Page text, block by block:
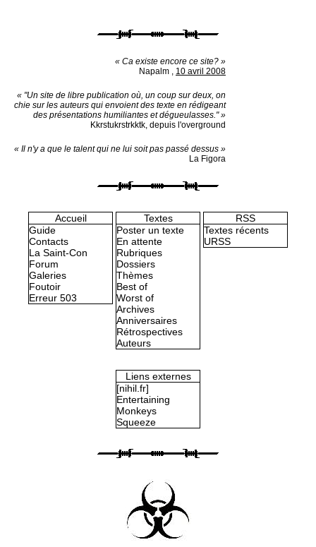
« Ca existe encore ce site? »
Napalm , 10 avril 2008
« "Un site de libre publication où, un coup sur deux, on
chie sur les auteurs qui envoient des texte en rédigeant
des présentations humiliantes et dégueulasses." »
Kkrstukrstrkktk, depuis l'overground
« Il n'y a que le talent qui ne lui soit pas passé dessus »
La Figora
Accueil
Guide
Contacts
La Saint-Con
Forum
Galeries
Foutoir
Erreur 503
Textes
Poster un texte
En attente
Rubriques
Dossiers
Thèmes
Best of
Worst of
Archives
Anniversaires
Rétrospectives
Auteurs
RSS
Textes récents
URSS
Liens externes
[nihil.fr]
Entertaining
Monkeys
Squeeze